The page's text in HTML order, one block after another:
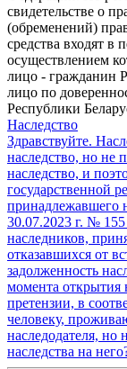
свидетельстве о
(обременений)
средства входят в
осуществлением
лицо - гражданин
лицо по
Республики
Наследство
Здравствуйте.
наследство, но не
наследство, и
государственной
принадлежавшего
30.07.2023 г. № 155
наследников,
отказавшихся от
задолженность
момента открытия
претензии, в
человеку,
наследодателя, но
наследства на